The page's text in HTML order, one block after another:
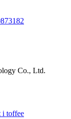
Co., Ltd.
i toffee